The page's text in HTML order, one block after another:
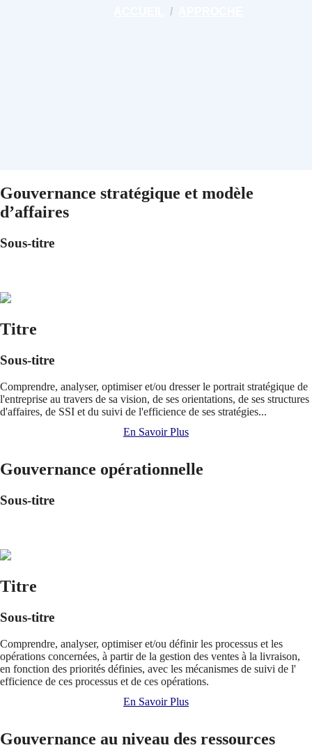
Gouvernance stratégique et modèle
d’affaires
Sous-titre
Titre
Sous-titre
Comprendre, analyser, optimiser et/ou dresser le portrait stratégique de
l'entreprise au travers de sa vision, de ses orientations, de ses structures
d'affaires, de SSI et du suivi de l'efficience de ses stratégies...
En Savoir Plus
Gouvernance opérationnelle
Sous-titre
Titre
Sous-titre
Comprendre, analyser, optimiser et/ou définir les processus et les
opérations concernées, à partir de la gestion des ventes à la livraison,
en fonction des priorités définies, avec les mécanismes de suivi de l'
efficience de ces processus et de ces opérations.
En Savoir Plus
Gouvernance au niveau des ressources